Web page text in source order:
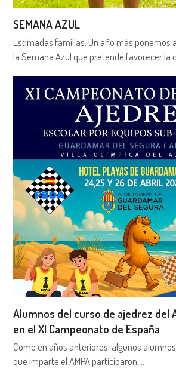
SEMANA AZUL
Estimadas familias. Un año más ponemos
la Semana Azul que pretende favorecer la
Alumnos del curso de ajedrez del
en el XI Campeonato de España
Como en años anteriores, algunos
que imparte el AMPA participaron,…